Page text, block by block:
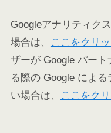
Googleアナリティク
場合は、
ここをクリッ
ザーが Google パー
る際の Google によ
い場合は、
ここをク